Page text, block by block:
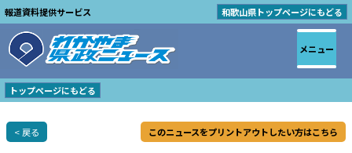
報道資料提供サービス 和歌山県トップページにもどる
トップページにもどる
< 戻る このニュースをプリントアウトしたい方はこちら
メニュー